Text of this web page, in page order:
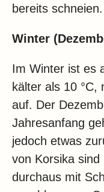
bereits schneien.
Winter
Im Winter ist es
kälter als 10
auf. Der
Jahresanfang
jedoch etwas
von Korsika
durchaus mit